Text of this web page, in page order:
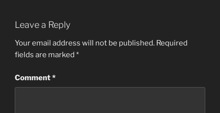
Leave a Reply
Your email address will not be published. Required
fields are marked *
Comment*